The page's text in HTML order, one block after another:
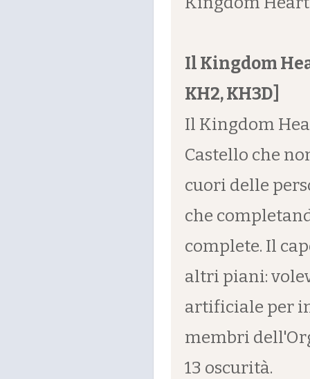
Il Kingdom
KH2, KH3D]
Il Kingdom
Castello che
cuori delle
che
complete. Il
altri piani:
artificiale per
membri
13 oscurità.